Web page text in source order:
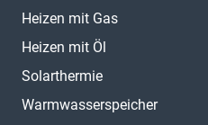
Heizen mit Gas
Heizen mit Öl
Solarthermie
Warmwasserspeicher